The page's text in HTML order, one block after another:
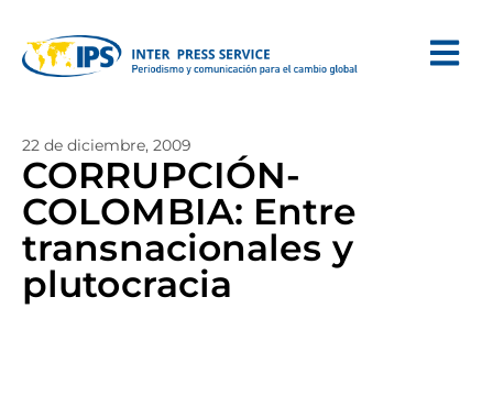
22 de diciembre, 2009
CORRUPCIÓN-
COLOMBIA: Entre
transnacionales y
plutocracia